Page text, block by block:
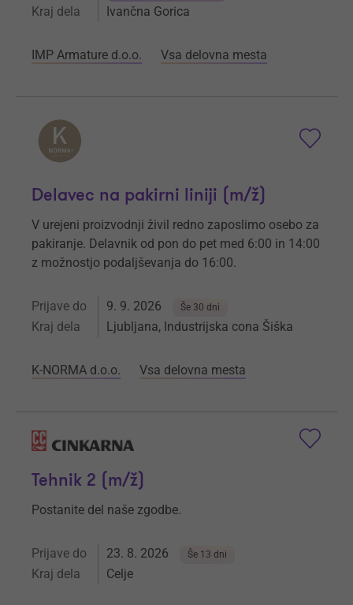
Kraj dela Ivančna Gorica
IMP Armature d.o.o. Vsa delovna mesta
Delavec na pakirni liniji (m/ž)
V urejeni proizvodnji živil redno zaposlimo osebo za
pakiranje. Delavnik od pon do pet med 6:00 in 14:00
z možnostjo podaljševanja do 16:00.
Prijave do 9. 9. 2026 Še 30 dni
Kraj dela Ljubljana, Industrijska cona Šiška
K-NORMA d.o.o. Vsa delovna mesta
Tehnik 2 (m/ž)
Postanite del naše zgodbe.
Prijave do 23. 8. 2026 Še 13 dni
Kraj dela Celje